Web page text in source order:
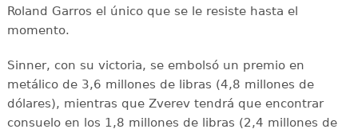
Roland Garros el único que se le resiste hasta el
momento.
Sinner, con su victoria, se embolsó un premio en
metálico de 3,6 millones de libras (4,8 millones de
dólares), mientras que Zverev tendrá que encontrar
consuelo en los 1,8 millones de libras (2,4 millones de